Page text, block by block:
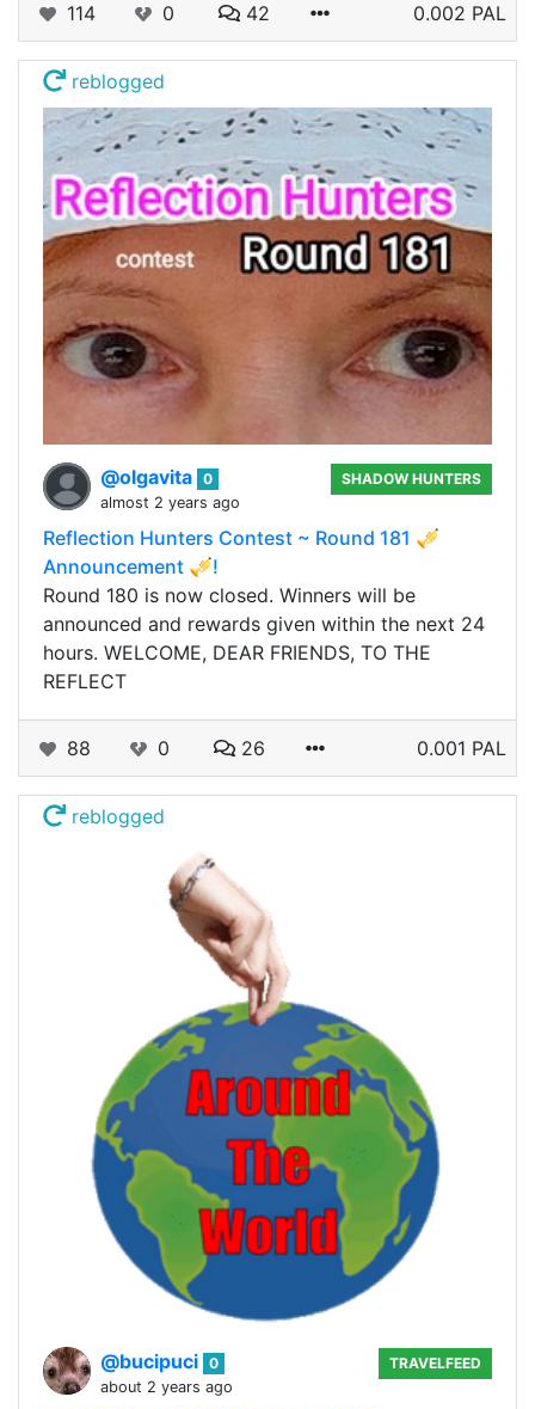
114 0 42 0.002 PAL
reblogged
@olgavita 0
almost 2 years ago
SHADOW HUNTERS
Reflection Hunters Contest ~ Round 181 🎺
Announcement 🎺!
Round 180 is now closed. Winners will be
announced and rewards given within the next 24
hours. WELCOME, DEAR FRIENDS, TO THE
REFLECT
88 0 26 0.001 PAL
reblogged
@bucipuci 0
about 2 years ago
TRAVELFEED